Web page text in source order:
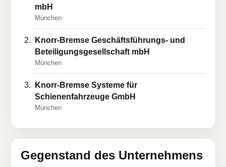
mbH
München
Knorr-Bremse Geschäftsführungs- und
Beteiligungsgesellschaft mbH
München
Knorr-Bremse Systeme für
Schienenfahrzeuge GmbH
München
Gegenstand des Unternehmens